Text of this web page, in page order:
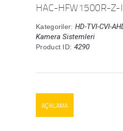
HAC-HFW1500R-Z-
Kategoriler: HD-TVI-CVI-
Kamera Sistemleri
Product ID: 4290
AÇIKLAMA